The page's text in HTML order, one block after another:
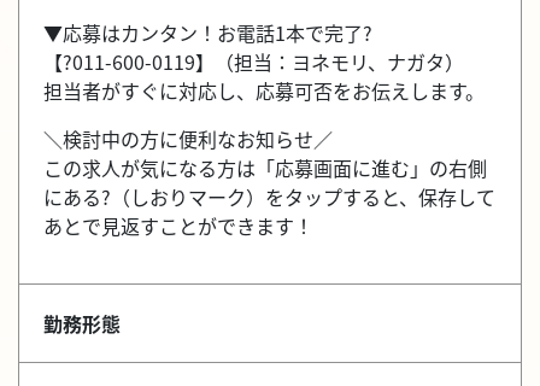
▼応募はカンタン！お電話1本で完了?
【?011-600-0119】（担当：ヨネモリ、ナガタ）
担当者がすぐに対応し、応募可否をお伝えします。
＼検討中の方に便利なお知らせ／
この求人が気になる方は「応募画面に進む」の右側
にある?（しおりマーク）をタップすると、保存して
あとで見返すことができます！
勤務形態